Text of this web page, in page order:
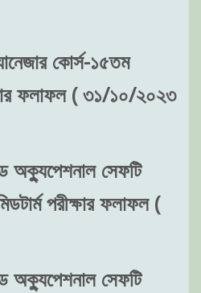
কোর্স-১৫তম
ফলাফল ( ৩১/১০/২০২৩
অক্যুপেশনাল সেফটি
পরীক্ষার ফলাফল (
অক্যুপেশনাল সেফটি